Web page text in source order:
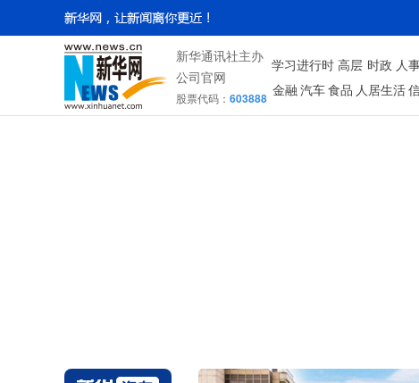
新华通讯社主办
公司官网
股票代码： 603888
学习进行时 高层 时政 人
金融 汽车食品 人居生活